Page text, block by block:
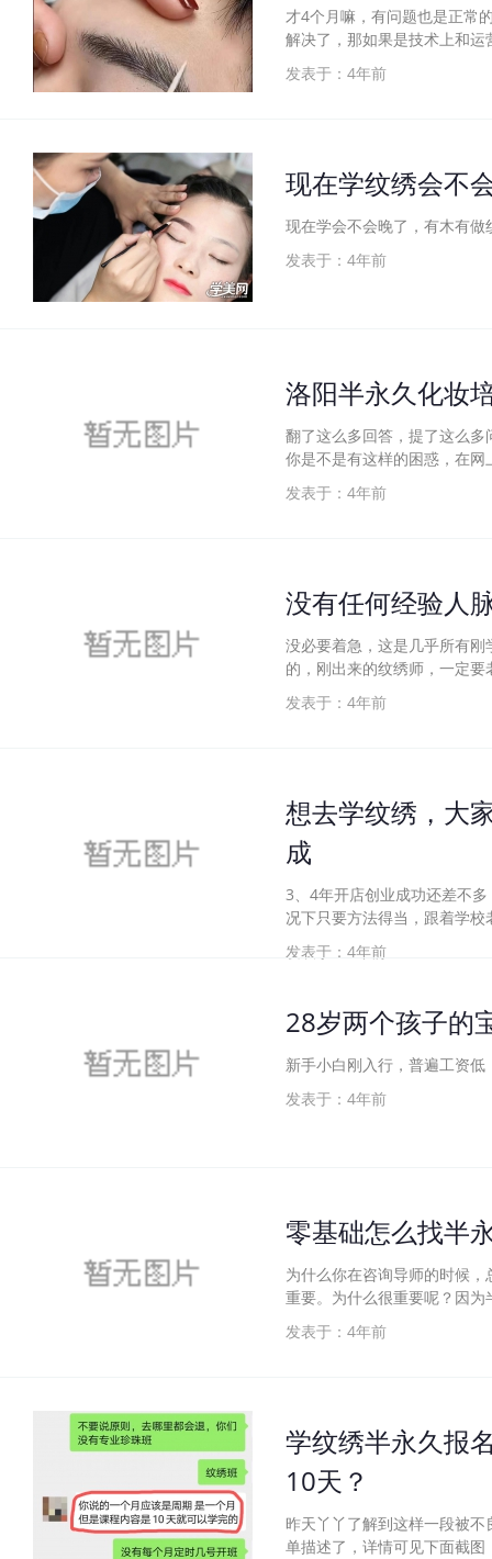
才4个月嘛，有问题也是正常
解决了，那如果是技术上和运
发表于：4年前
现在学纹绣会不
现在学会不会晚了，有木有
发表于：4年前
洛阳半永久化妆
翻了这么多回答，提了这么
你是不是有这样的困惑，在网
发表于：4年前
没有任何经验人
没必要着急，这是几乎所有
的，刚出来的纹绣师，一定
发表于：4年前
想去学纹绣，大
成
3、4年开店创业成功还差不
况下只要方法得当，跟着学
发表于：4年前
28岁两个孩子的
新手小白刚入行，普遍工资
发表于：4年前
零基础怎么找半
为什么你在咨询导师的时候
重要。为什么很重要呢？因为
发表于：4年前
学纹绣半永久报
10天？
昨天丫丫了解到这样一段被
单描述了，详情可见下面截图